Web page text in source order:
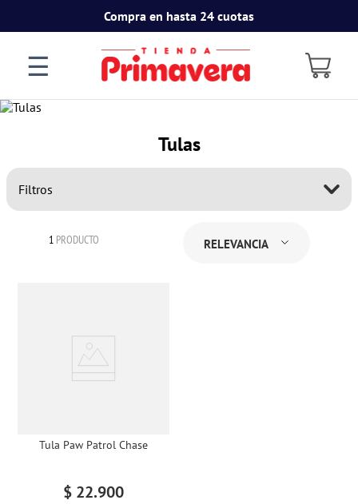
Compra en hasta 24 cuotas
☰
Tulas
Filtros
1 PRODUCTO RELEVANCIA
Tula Paw Patrol Chase
$ 22.900